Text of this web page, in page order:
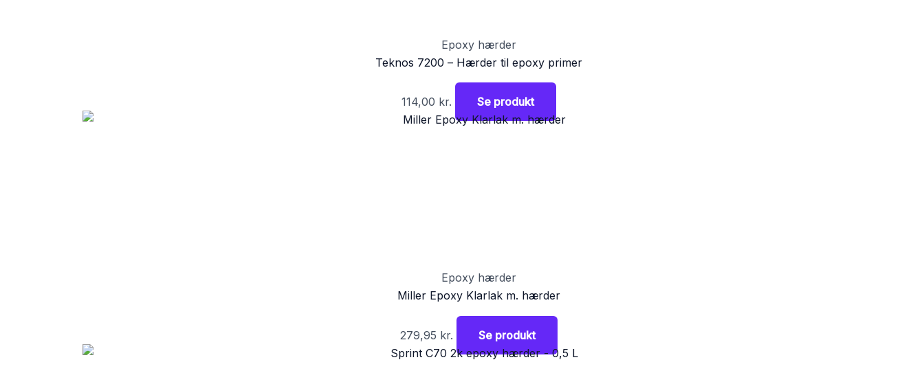
Epoxy hærder
Teknos 7200 – Hærder til epoxy primer
114,00 kr. Se produkt
Epoxy hærder
Miller Epoxy Klarlak m. hærder
279,95 kr. Se produkt